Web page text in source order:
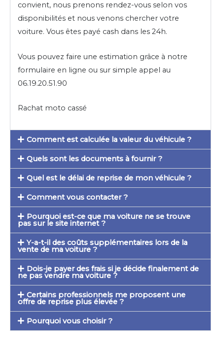
convient, nous prenons rendez-vous selon vos
disponibilités et nous venons chercher votre
voiture. Vous êtes payé cash dans les 24h.
Vous pouvez faire une estimation grâce à notre
formulaire en ligne ou sur simple appel au
06.19.20.51.90
Rachat moto cassé
Comment est calculée la valeur du véhicule ?
Quels sont les documents à fournir ?
Quel est le délai de reprise de mon véhicule ?
Comment vous contacter ?
Pourquoi est-ce que ma voiture ne se trouve
pas sur le site internet ?
Y-a-t-il des coûts supplémentaires lors de la
vente de ma voiture ?
Dois-je payer des frais si je décide finalement de
ne pas vendre ma voiture ?
Certains professionnels me proposent une
offre de reprise plus élevée ?
Pourquoi vous choisir ?